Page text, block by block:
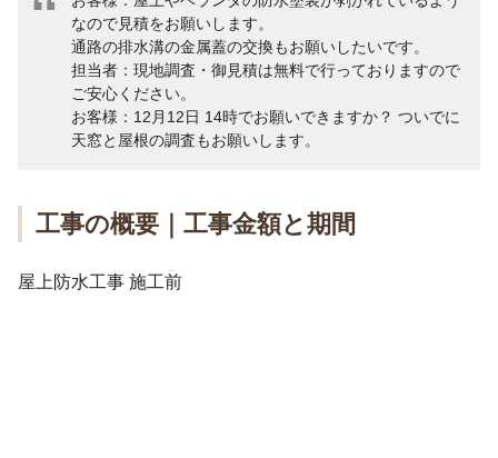
なので見積をお願いします。
通路の排水溝の金属蓋の交換もお願いしたいです。
担当者：現地調査・御見積は無料で行っておりますので
ご安心ください。
お客様：12月12日 14時でお願いできますか？ ついでに
天窓と屋根の調査もお願いします。
工事の概要｜工事金額と期間
屋上防水工事 施工前